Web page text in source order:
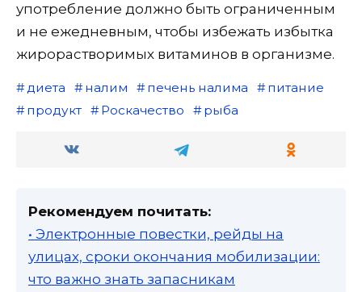
употребление должно быть ограниченным
и не ежедневным, чтобы избежать избытка
жирорастворимых витаминов в организме.
диета налим печень налима
питание
продукт
Роскачество рыба
Рекомендуем почитать:
• Электронные повестки, рейды на
улицах, сроки окончания мобилизации:
что важно знать запасникам